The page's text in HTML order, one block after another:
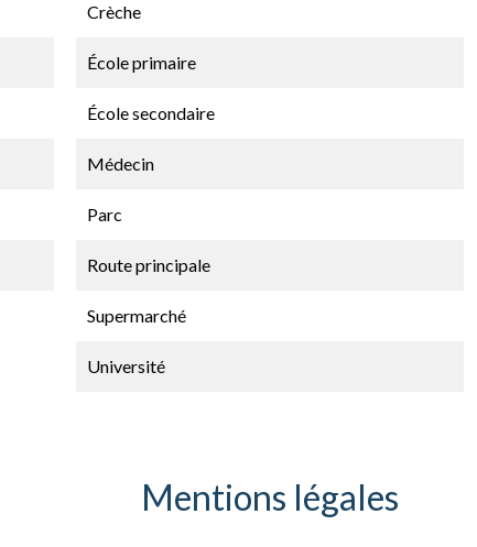
Crèche
École primaire
École secondaire
Médecin
Parc
Route principale
Supermarché
Université
Mentions légales